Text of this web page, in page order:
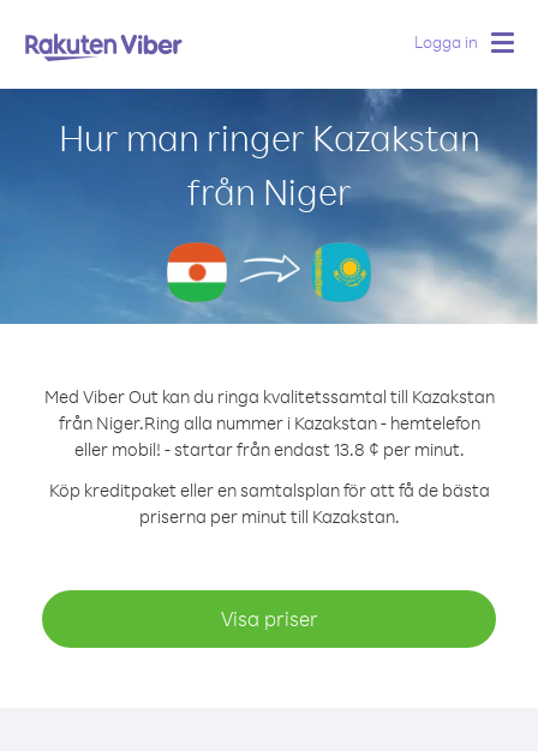
Logga in
Hur man ringer Kazakstan
från Niger
Med Viber Out kan du ringa kvalitetssamtal till Kazakstan
från Niger.Ring alla nummer i Kazakstan - hemtelefon
eller mobil! - startar från endast 13.8 ¢ per minut.
Köp kreditpaket eller en samtalsplan för att få de bästa
priserna per minut till Kazakstan.
Visa priser